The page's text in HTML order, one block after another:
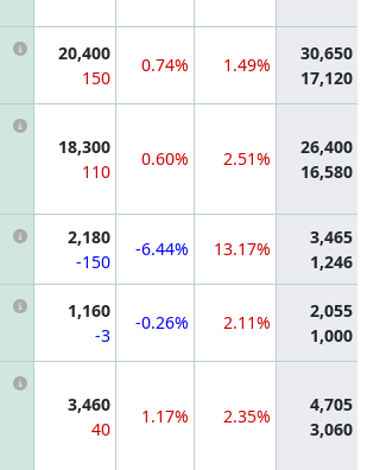
Information
20,400
150
0.74% 1.49%
30,650
17,120
Information
18,300
110
0.60% 2.51%
26,400
16,580
Information
2,180
-150
-6.44% 13.17%
3,465
1,246
Information
1,160
-3
-0.26% 2.11%
2,055
1,000
Information
3,460
40
1.17% 2.35%
4,705
3,060